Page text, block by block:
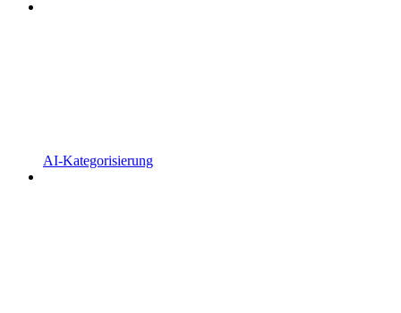
AI-Kategorisierung